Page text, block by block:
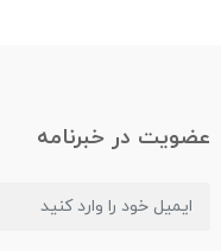
عضویت در خبرنامه